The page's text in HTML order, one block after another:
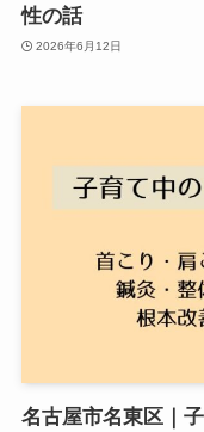
性の話
2026年6月12日
名古屋市名東区｜